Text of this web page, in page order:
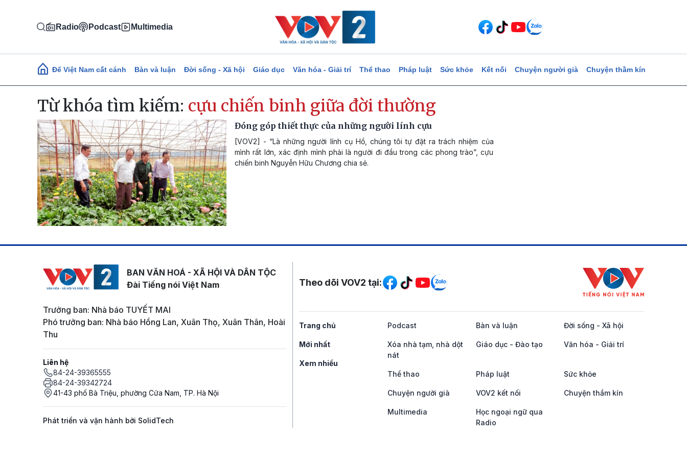
Radio Podcast Multimedia
Main navigation
Để Việt Nam cất cánh Bàn và luận Đời sống - Xã hội Giáo dục Văn hóa - Giải trí Thể thao Pháp luật Sức khỏe Kết nối Chuyện người già Chuyện thầm kín
Từ khóa tìm kiếm: cựu chiến binh giữa đời thường
Đóng góp thiết thực của những người lính cựu
[VOV2] - “Là những người lính cụ Hồ, chúng tôi tự đặt ra trách nhiệm của
mình rất lớn, xác định mình phải là người đi đầu trong các phong trào”, cựu
chiến binh Nguyễn Hữu Chương chia sẻ.
BAN VĂN HOÁ - XÃ HỘI VÀ DÂN TỘC
Đài Tiếng nói Việt Nam
Trưởng ban: Nhà báo TUYẾT MAI
Phó trưởng ban: Nhà báo Hồng Lan, Xuân Thọ, Xuân Thân, Hoài
Thu
Liên hệ
84-24-39365555
84-24-39342724
41-43 phố Bà Triệu, phường Cửa Nam, TP. Hà Nội
Phát triển và vận hành bởi SolidTech
Mạng xã hội
Theo dõi VOV2 tại:
Trang chủ
Mới nhất
Xem nhiều
Podcast Bàn và luận Đời sống - Xã hội
Xóa nhà tạm, nhà dột
nát
Giáo dục - Đào tạo Văn hóa - Giải trí
Thể thao Pháp luật Sức khỏe
Chuyện người già VOV2 kết nối Chuyện thầm kín
Multimedia
Học ngoại ngữ qua
Radio